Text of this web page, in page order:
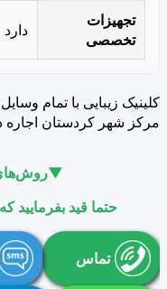
تجهیزات
تخصصی
دارد
کلینیک زیبایی با تمام
مرکز شهر کردستان اجاره
▼روش‌های
حتما قید بفرمایید
تماس